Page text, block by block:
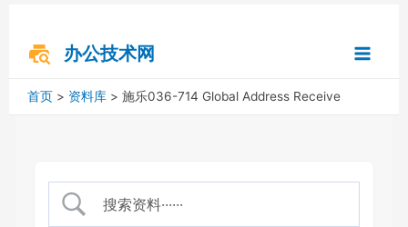
办公技术网
Menu
首页 资料库 施乐036-714 Global Address Receive